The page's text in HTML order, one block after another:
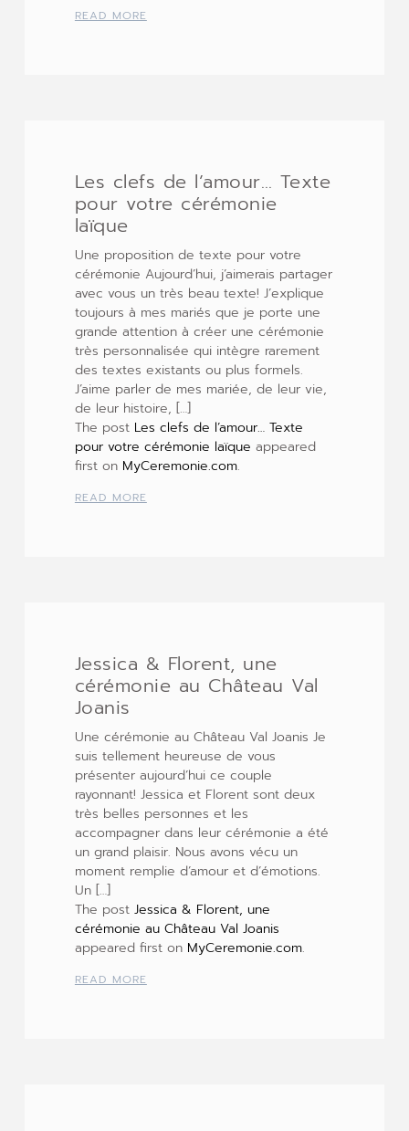
READ MORE
Les clefs de l’amour… Texte
pour votre cérémonie
laïque
Une proposition de texte pour votre
cérémonie Aujourd’hui, j’aimerais partager
avec vous un très beau texte! J’explique
toujours à mes mariés que je porte une
grande attention à créer une cérémonie
très personnalisée qui intègre rarement
des textes existants ou plus formels.
J’aime parler de mes mariée, de leur vie,
de leur histoire, […]
The post Les clefs de l’amour… Texte
pour votre cérémonie laïque appeared
first on MyCeremonie.com.
READ MORE
Jessica & Florent, une
cérémonie au Château Val
Joanis
Une cérémonie au Château Val Joanis Je
suis tellement heureuse de vous
présenter aujourd’hui ce couple
rayonnant! Jessica et Florent sont deux
très belles personnes et les
accompagner dans leur cérémonie a été
un grand plaisir. Nous avons vécu un
moment remplie d’amour et d’émotions.
Un […]
The post Jessica & Florent, une
cérémonie au Château Val Joanis
appeared first on MyCeremonie.com.
READ MORE